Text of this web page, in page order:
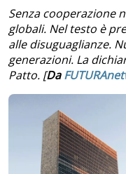
Senza cooperazione
globali. Nel testo è
alle disuguaglianze.
generazioni. La
Patto. [Da